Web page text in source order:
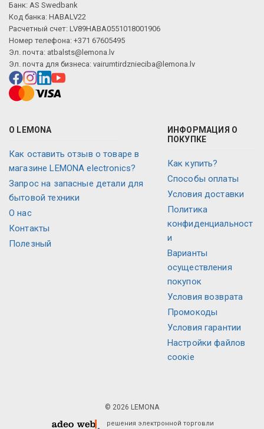
Банк: AS Swedbank
Код банка: HABALV22
Расчетный счет: LV89HABA0551018001906
Номер телефона: +371 67605495
Эл. почта: atbalsts@lemona.lv
Эл. почта для бизнеса: vairumtirdznieciba@lemona.lv
О LEMONA
Как оставить отзыв о товаре в
магазине LEMONA electronics?
Запрос на запасные детали для
бытовой техники
О нас
Контакты
Полезный
ИНФОРМАЦИЯ О
ПОКУПКЕ
Как купить?
Способы оплаты
Условия доставки
Политика
конфиденциальност
и
Варианты
осуществления
покупок
Условия возврата
Промокоды
Условия гарантии
Настройки файлов
соокіе
© 2026 LEMONA
решения электронной торговли